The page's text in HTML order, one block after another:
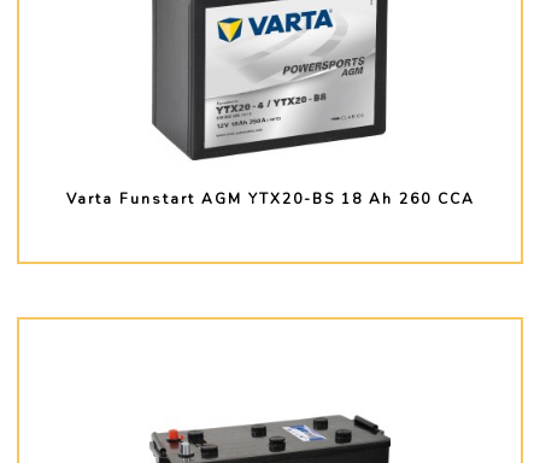
Varta Funstart AGM YTX20-BS 18 Ah 260 CCA